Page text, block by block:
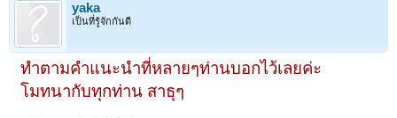
yaka
เป็นที่รู้จักกันดี
ทำตามคำแนะนำที่หลายๆท่านบอกไว้เลยค่ะ
โมทนากับทุกท่าน สาธุๆ